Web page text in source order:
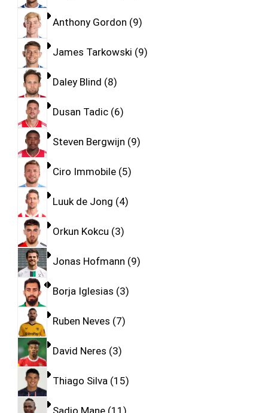
Anthony Gordon 9
James Tarkowski 9
Daley Blind 8
Dusan Tadic 6
Steven Bergwijn 9
Ciro Immobile 5
Luuk de Jong 4
Orkun Kokcu 3
Jonas Hofmann 9
Borja Iglesias 3
Ruben Neves 7
David Neres 3
Thiago Silva 15
Sadio Mane 11